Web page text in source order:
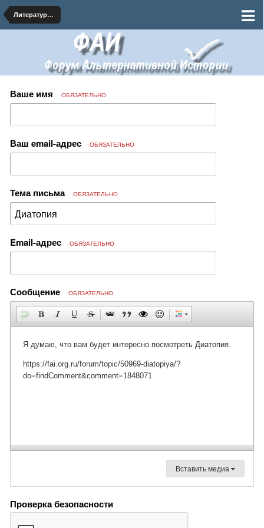
Литература про альтернативное будущее
Ваше имя ОБЯЗАТЕЛЬНО
Ваш email-адрес ОБЯЗАТЕЛЬНО
Тема письма ОБЯЗАТЕЛЬНО
Email-адрес ОБЯЗАТЕЛЬНО
Сообщение ОБЯЗАТЕЛЬНО
Вставить медиа
Проверка безопасности